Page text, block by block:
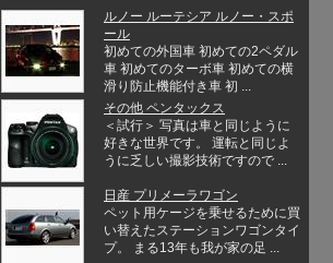
ルノー ルーテシア ルノー・スポ
ール
初めての外国車 初めての2ペダル
車 初めてのターボ車 初めての横
滑り防止機能付き車 初 ...
その他 ペンタックス
＜試行＞ 写真は車と同じように
好きな世界です。 運転と同じよ
うに乏しい撮影技術ですので ...
日産 プリメーラワゴン
ペット用ケージを乗せるために買
い替えたステーションワゴンタイ
プ。 まる13年も我が家の足 ...